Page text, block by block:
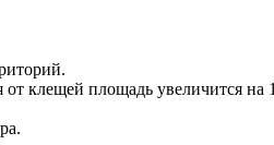
клещей площадь увеличится